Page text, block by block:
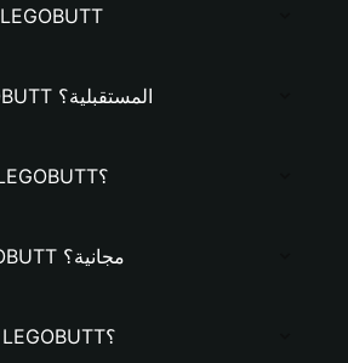
أسباب تميز عملة LEGOBUTT
ما إمكانات LEGOBUTT المستقبلية؟
هل سيرتفع سعر LEGOBUTT؟
هل محفظة LEGOBUTT مجانية؟
ما هي قيمة عملة LEGOBUTT؟